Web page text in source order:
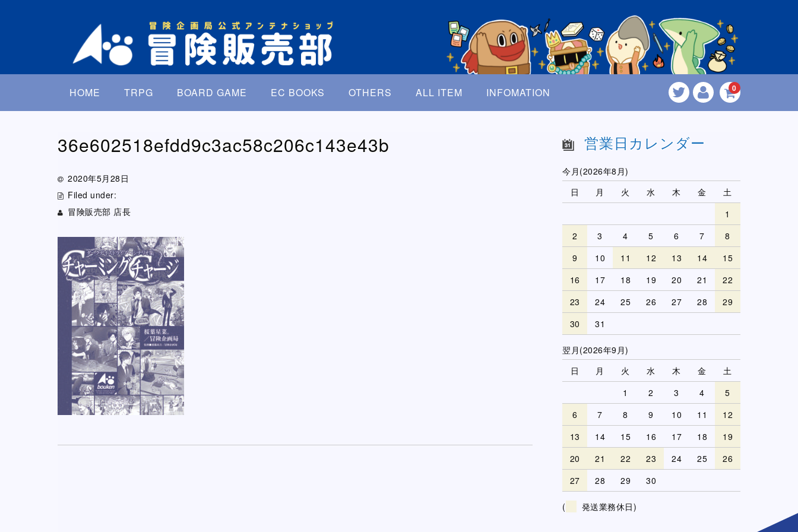
0
HOME TRPG BOARD GAME EC BOOKS OTHERS ALL ITEM INFOMATION
36e602518efdd9c3ac58c206c143e43b
2020年5月28日
Filed under:
冒険販売部 店長
営業日カレンダー
今月(2026年8月)
日
月 火 水 木 金
土
1
2
3 4 5 6 7
8
9
10 11 12 13 14
15
16
17 18 19 20 21
22
23
24 25 26 27 28
29
30
31
翌月(2026年9月)
日
月 火 水 木 金
土
1
2 3 4
5
6
7 8 9 10 11
12
13
14 15 16 17 18
19
20
21 22 23 24 25
26
27
28 29 30
( 発送業務休日)